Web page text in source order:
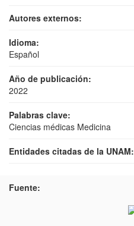
Autores externos:
Idioma:
Español
Año de publicación:
2022
Palabras clave:
Ciencias médicas Medicina
Entidades citadas de la UNAM:
Fuente: